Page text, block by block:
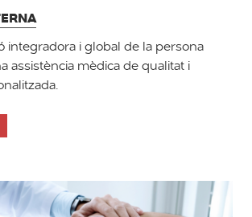
integradora i global de la persona
assistència mèdica de qualitat i